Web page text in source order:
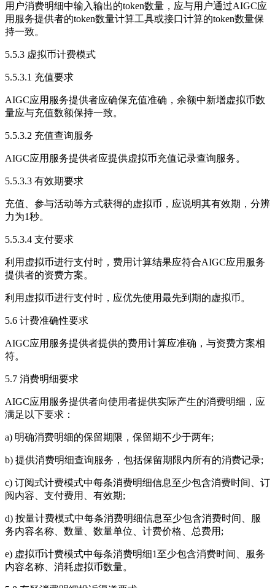
用户消费明细中输入输出的token数量，应与用户通过AIGC应
用服务提供者的token数量计算工具或接口计算的token数量保
持一致。
5.5.3 虚拟币计费模式
5.5.3.1 充值要求
AIGC应用服务提供者应确保充值准确，余额中新增虚拟币数
量应与充值数额保持一致。
5.5.3.2 充值查询服务
AIGC应用服务提供者应提供虚拟币充值记录查询服务。
5.5.3.3 有效期要求
充值、参与活动等方式获得的虚拟币，应说明其有效期，分辨
力为1秒。
5.5.3.4 支付要求
利用虚拟币进行支付时，费用计算结果应符合AIGC应用服务
提供者的资费方案。
利用虚拟币进行支付时，应优先使用最先到期的虚拟币。
5.6 计费准确性要求
AIGC应用服务提供者提供的费用计算应准确，与资费方案相
符。
5.7 消费明细要求
AIGC应用服务提供者向使用者提供实际产生的消费明细，应
满足以下要求：
a) 明确消费明细的保留期限，保留期不少于两年;
b) 提供消费明细查询服务，包括保留期限内所有的消费记录;
c) 订阅式计费模式中每条消费明细信息至少包含消费时间、订
阅内容、支付费用、有效期;
d) 按量计费模式中每条消费明细信息至少包含消费时间、服
务内容名称、数量、数量单位、计费价格、总费用;
e) 虚拟币计费模式中每条消费明细1至少包含消费时间、服务
内容名称、消耗虚拟币数量。